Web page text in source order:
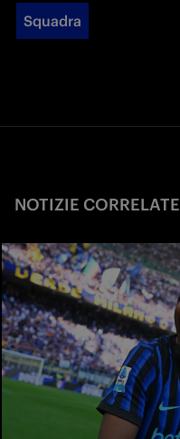
Squadra
NOTIZIE CORRELATE